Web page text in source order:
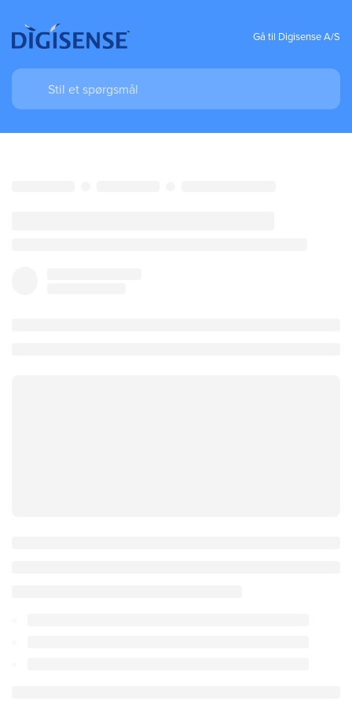
Gå til Digisense A/S